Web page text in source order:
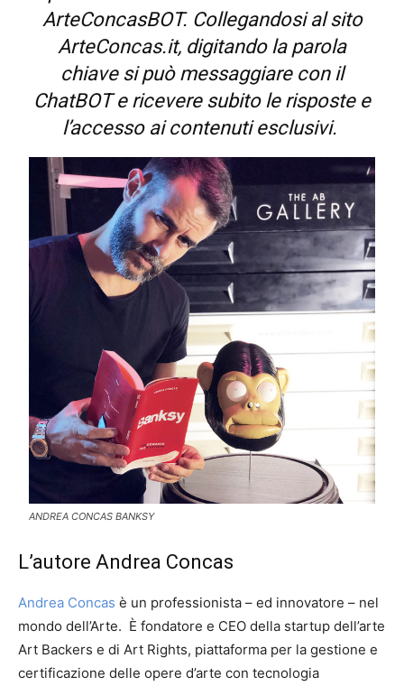
ArteConcasBOT. Collegandosi al sito
ArteConcas.it, digitando la parola
chiave si può messaggiare con il
ChatBOT e ricevere subito le risposte e
l’accesso ai contenuti esclusivi.
ANDREA CONCAS BANKSY
L’autore Andrea Concas
Andrea Concas è un professionista – ed innovatore – nel
mondo dell’Arte. È fondatore e CEO della startup dell’arte
Art Backers e di Art Rights, piattaforma per la gestione e
certificazione delle opere d’arte con tecnologia